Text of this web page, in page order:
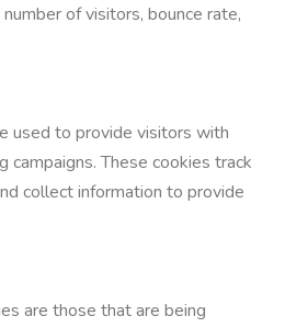
of visitors, bounce rate,
used to provide visitors with
campaigns. These cookies track
collect information to provide
are those that are being